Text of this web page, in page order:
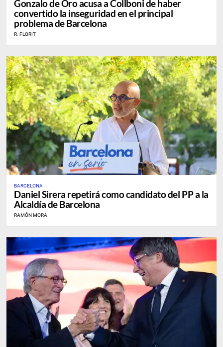
Gonzalo de Oro acusa a Collboni de haber
convertido la inseguridad en el principal
problema de Barcelona
R. FLORIT
BARCELONA
Daniel Sirera repetirá como candidato del PP a la
Alcaldía de Barcelona
RAMÓN MORA